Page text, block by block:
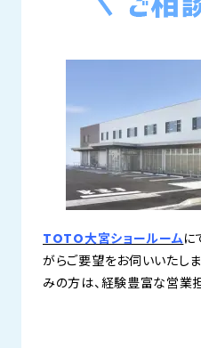
TOTO大宮ショールームに
がらご要望をお伺いいたし
みの方は、経験豊富な営業